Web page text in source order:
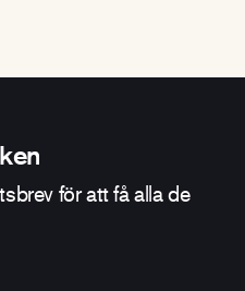
för att få alla de